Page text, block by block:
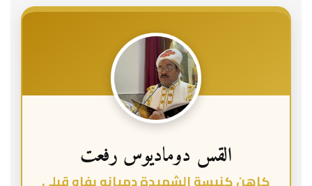
القس دوماديوس رفعت